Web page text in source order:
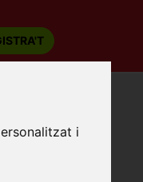
i
BACH